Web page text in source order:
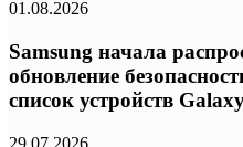
01.08.2026
Samsung начала
обновление
список устройств
29.07.2026